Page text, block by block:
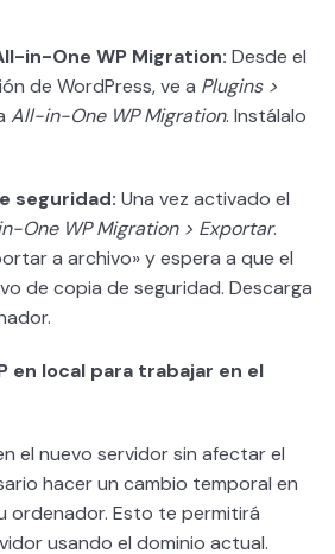
de WordPress 0/3
Primera Web 0/10
in-One WP Migration: Desde el
de WordPress, ve a Plugins >
All-in-One WP Migration. Instálalo
seguridad: Una vez activado el
One WP Migration > Exportar.
a archivo» y espera a que el
de copia de seguridad. Descarga
en local para trabajar en el
el nuevo servidor sin afectar el
hacer un cambio temporal en
ordenador. Esto te permitirá
usando el dominio actual.